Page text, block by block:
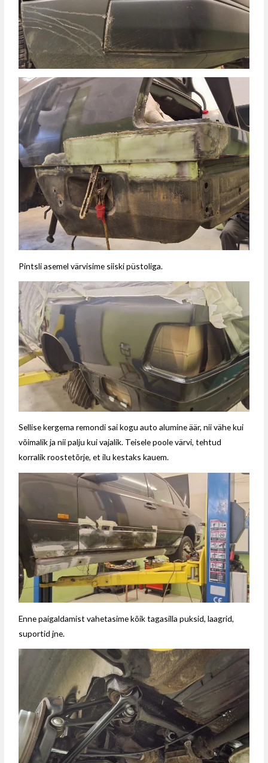
Pintsli asemel värvisime siiski püstoliga.
Sellise kergema remondi sai kogu auto alumine äär, nii vähe kui
võimalik ja nii palju kui vajalik. Teisele poole värvi, tehtud
korralik roostetõrje, et ilu kestaks kauem.
Enne paigaldamist vahetasime kõik tagasilla puksid, laagrid,
suportid jne.